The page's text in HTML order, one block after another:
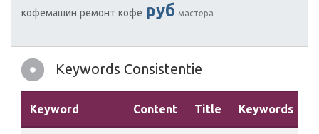
кофемашин ремонт кофе руб мастера
Keywords Consistentie
Keyword Content Title Keywords